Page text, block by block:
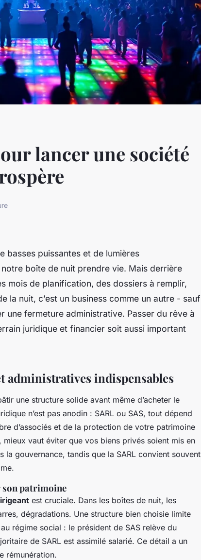
lancer une société
basses puissantes et de lumières
boîte de nuit prendre vie. Mais derrière
mois de planification, des dossiers à remplir,
la nuit, c’est un business comme un autre - sauf
une fermeture administrative. Passer du rêve à
juridique et financier soit aussi important
administratives indispensables
une structure solide avant même d’acheter le
n’est pas anodin : SARL ou SAS, tout dépend
d’associés et de la protection de votre patrimoine
vaut éviter que vos biens privés soient mis en
la gouvernance, tandis que la SARL convient souvent
patrimoine
est cruciale. Dans les boîtes de nuit, les
dégradations. Une structure bien choisie limite
régime social : le président de SAS relève du
de SARL est assimilé salarié. Ce détail a un
rémunération.